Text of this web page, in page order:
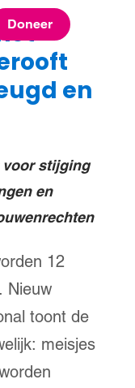
Doneer
en
voor stijging
en
12
Nieuw
toont de
meisjes